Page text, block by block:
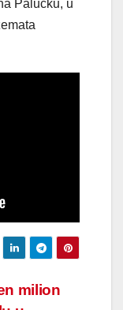
Palučku, u
milion